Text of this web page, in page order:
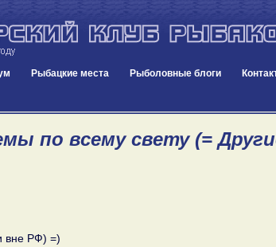
Рыбацкие места Рыболовные блоги
по всему свету (=
вне РФ) =)